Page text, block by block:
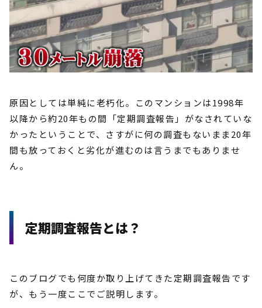
原因としては単純に老朽化。このマンションは1998年
以降から約20年もの間「定期調査報告」がなされていな
かったということで、さすがに何の調査もないまま20年
間も放っておくと劣化が進むのは言うまでもありませ
ん。
定期調査報告とは？
このブログでも何度か取り上げてきた定期調査報告です
が、もう一度ここでご説明します。